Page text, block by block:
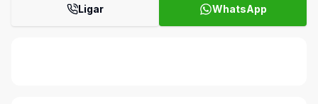
Ligar WhatsApp